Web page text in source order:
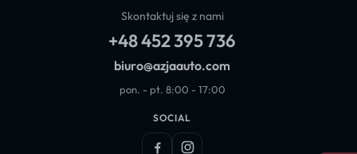
Skontaktuj się z nami
+48 452 395 736
biuro@azjaauto.com
pon. - pt. 8:00 - 17:00
SOCIAL